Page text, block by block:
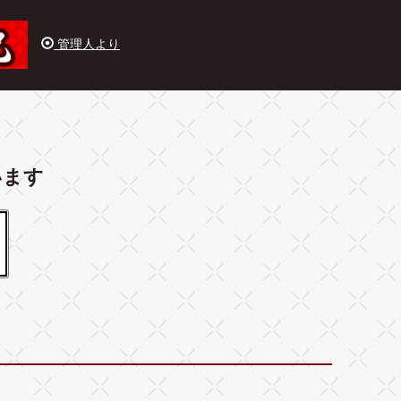
管理人より
す